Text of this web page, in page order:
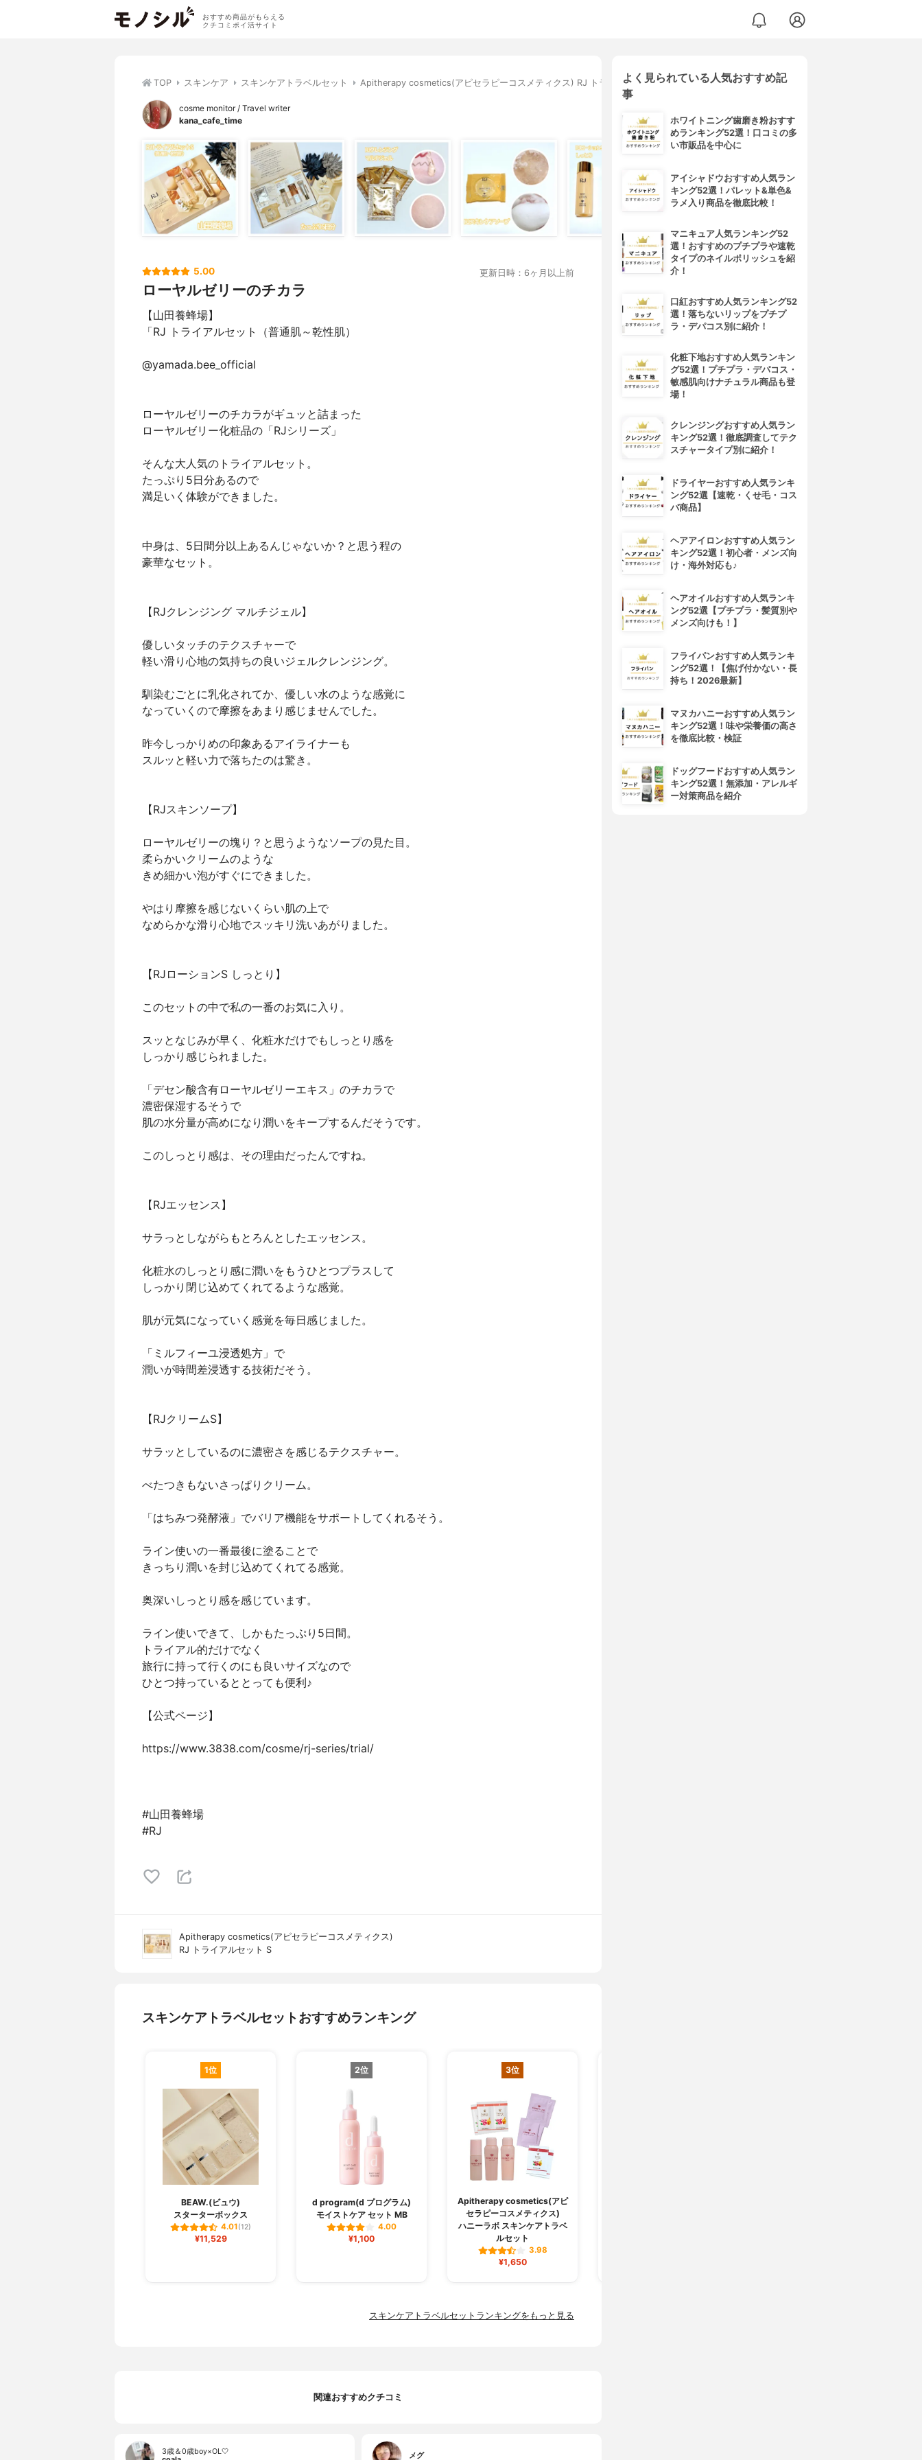
おすすめ商品がもらえる
クチコミポイ活サイト
TOP スキンケア スキンケアトラベルセット Apitherapy cosmetics(アピセラピーコスメティクス) RJ トライアルセット S
cosme monitor / Travel writer
kana_cafe_time
5.00 更新日時：6ヶ月以上前
ローヤルゼリーのチカラ
【山田養蜂場】
「RJ トライアルセット（普通肌～乾性肌）
@yamada.bee_official
ローヤルゼリーのチカラがギュッと詰まった
ローヤルゼリー化粧品の「RJシリーズ」
そんな大人気のトライアルセット。
たっぷり5日分あるので
満足いく体験ができました。
中身は、5日間分以上あるんじゃないか？と思う程の
豪華なセット。
【RJクレンジング マルチジェル】
優しいタッチのテクスチャーで
軽い滑り心地の気持ちの良いジェルクレンジング。
馴染むごとに乳化されてか、優しい水のような感覚に
なっていくので摩擦をあまり感じませんでした。
昨今しっかりめの印象あるアイライナーも
スルッと軽い力で落ちたのは驚き。
【RJスキンソープ】
ローヤルゼリーの塊り？と思うようなソープの見た目。
柔らかいクリームのような
きめ細かい泡がすぐにできました。
やはり摩擦を感じないくらい肌の上で
なめらかな滑り心地でスッキリ洗いあがりました。
【RJローションS しっとり】
このセットの中で私の一番のお気に入り。
スッとなじみが早く、化粧水だけでもしっとり感を
しっかり感じられました。
「デセン酸含有ローヤルゼリーエキス」のチカラで
濃密保湿するそうで
肌の水分量が高めになり潤いをキープするんだそうです。
このしっとり感は、その理由だったんですね。
【RJエッセンス】
サラっとしながらもとろんとしたエッセンス。
化粧水のしっとり感に潤いをもうひとつプラスして
しっかり閉じ込めてくれてるような感覚。
肌が元気になっていく感覚を毎日感じました。
「ミルフィーユ浸透処方」で
潤いが時間差浸透する技術だそう。
【RJクリームS】
サラッとしているのに濃密さを感じるテクスチャー。
べたつきもないさっぱりクリーム。
「はちみつ発酵液」でバリア機能をサポートしてくれるそう。
ライン使いの一番最後に塗ることで
きっちり潤いを封じ込めてくれてる感覚。
奥深いしっとり感を感じています。
ライン使いできて、しかもたっぷり5日間。
トライアル的だけでなく
旅行に持って行くのにも良いサイズなので
ひとつ持っているととっても便利♪
【公式ページ】
https://www.3838.com/cosme/rj-series/trial/
#山田養蜂場
#RJ
Apitherapy cosmetics(アピセラピーコスメティクス)
RJ トライアルセット S
スキンケアトラベルセットおすすめランキング
1位
BEAW.(ビュウ)
スターターボックス
4.01(12)
¥11,529
2位
d program(d プログラム)
モイストケア セット MB
4.00
¥1,100
3位
Apitherapy cosmetics(アピ
セラピーコスメティクス)
ハニーラボ スキンケアトラベ
ルセット
3.98
¥1,650
スキンケアトラベルセットランキングをもっと見る
関連おすすめクチコミ
3歳＆0歳boy×OL🤍
メグ
よく見られている人気おすすめ記
事
ホワイトニング歯磨き粉おすす
めランキング52選！口コミの多
い市販品を中心に
アイシャドウおすすめ人気ラン
キング52選！パレット&単色&
ラメ入り商品を徹底比較！
マニキュア人気ランキング52
選！おすすめのプチプラや速乾
タイプのネイルポリッシュを紹
介！
口紅おすすめ人気ランキング52
選！落ちないリップをプチプ
ラ・デパコス別に紹介！
化粧下地おすすめ人気ランキン
グ52選！プチプラ・デパコス・
敏感肌向けナチュラル商品も登
場！
クレンジングおすすめ人気ラン
キング52選！徹底調査してテク
スチャータイプ別に紹介！
ドライヤーおすすめ人気ランキ
ング52選【速乾・くせ毛・コス
パ商品】
ヘアアイロンおすすめ人気ラン
キング52選！初心者・メンズ向
け・海外対応も♪
ヘアオイルおすすめ人気ランキ
ング52選【プチプラ・髪質別や
メンズ向けも！】
フライパンおすすめ人気ランキ
ング52選！【焦げ付かない・長
持ち！2026最新】
マヌカハニーおすすめ人気ラン
キング52選！味や栄養価の高さ
を徹底比較・検証
ドッグフードおすすめ人気ラン
キング52選！無添加・アレルギ
ー対策商品を紹介